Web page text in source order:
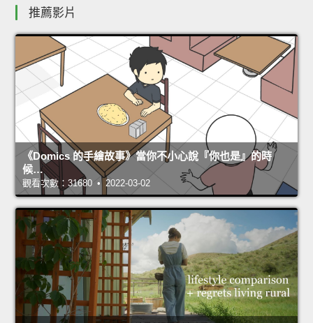
推薦影片
《Domics 的手繪故事》當你不小心說『你也是』的時
候…
觀看次數：31680 • 2022-03-02